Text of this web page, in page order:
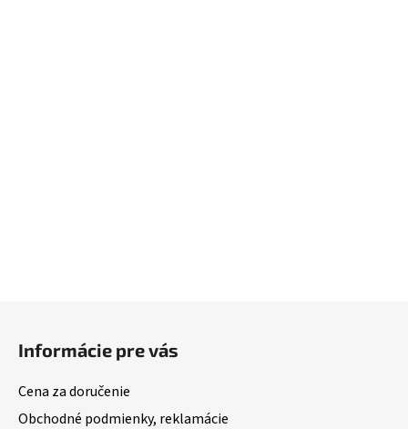
Informácie pre vás
Cena za doručenie
Obchodné podmienky, reklamácie